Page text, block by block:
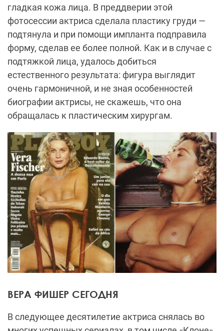
гладкая кожа лица. В преддверии этой
фотосессии актриса сделала пластику груди —
подтянула и при помощи импланта подправила
форму, сделав ее более полной. Как и в случае с
подтяжкой лица, удалось добиться
естественного результата: фигура выглядит
очень гармоничной, и не зная особенностей
биографии актрисы, не скажешь, что она
обращалась к пластическим хирургам.
ВЕРА ФИШЕР СЕГОДНЯ
В следующее десятилетие актриса снялась во